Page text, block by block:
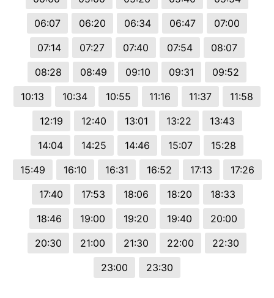
06:07
06:20 06:34 06:47
07:00
07:14
07:27 07:40 07:54
08:07
08:28
08:49 09:10 09:31
09:52
10:13
10:34 10:55 11:16 11:37
11:58
12:19
12:40 13:01 13:22
13:43
14:04
14:25 14:46 15:07
15:28
15:49
16:10 16:31 16:52 17:13
17:26
17:40
17:53 18:06 18:20
18:33
18:46
19:00 19:20 19:40
20:00
20:30
21:00 21:30 22:00
22:30
23:00
23:30